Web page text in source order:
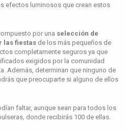
efectos luminosos que crean estos
por una selección de
las fiestas de los más pequeños de
completamente seguros ya que
exigidos por la comunidad
Además, determinan que ninguno de
que preocuparte si alguno de ellos
faltar, aunque sean para todos los
donde recibirás 100 de ellas.